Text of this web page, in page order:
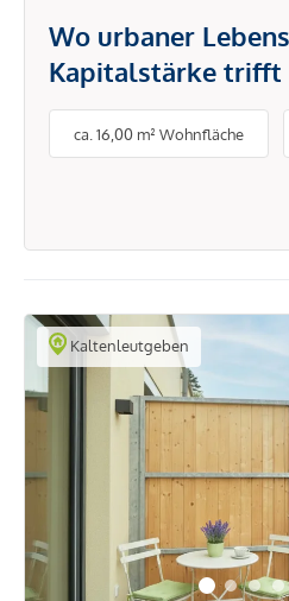
Wo urbaner
Kapitalstärke trifft
ca. 16,00 m² Wohnfläche
Kaltenleutgeben